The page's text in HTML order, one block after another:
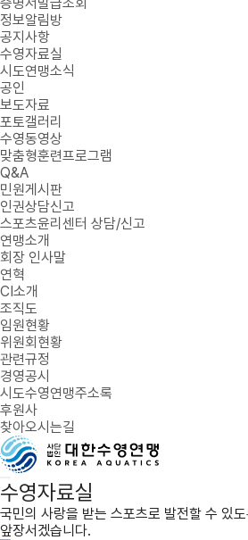
정보알림방
공지사항
수영자료실
시도연맹소식
공인
보도자료
포토갤러리
수영동영상
맞춤형훈련프로그램
Q&A
민원게시판
인권상담신고
스포츠윤리센터 상담/신고
연맹소개
회장 인사말
연혁
CI소개
조직도
임원현황
위원회현황
관련규정
경영공시
시도수영연맹주소록
후원사
찾아오시는길
수영자료실
국민의 사랑을 받는 스포츠로 발전할 수 있
앞장서겠습니다.